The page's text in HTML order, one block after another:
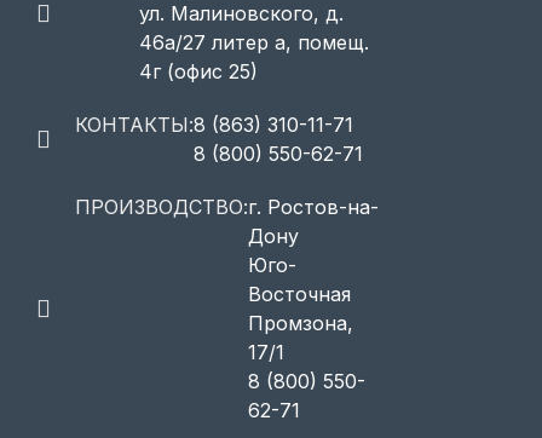
ул. Малиновского, д.
46а/27 литер а, помещ.
4г (офис 25)
КОНТАКТЫ:8 (863) 310-11-71
8 (800) 550-62-71
ПРОИЗВОДСТВО:г. Ростов-на-
Дону
Юго-
Восточная
Промзона,
17/1
8 (800) 550-
62-71